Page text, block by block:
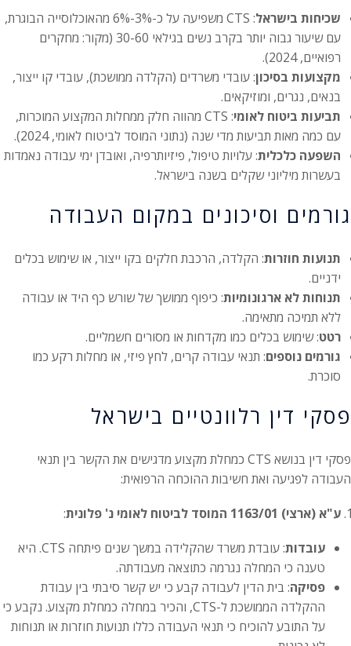
שכיחות בישראל
: CTS משפיעה על כ-3%-6% מהאוכלוסייה הבוגרת,
עם שיעור גבוה יותר בקרב נשים בגילאי 30-60 (מקור: מחקרים
רפואיים, 2024).
מקצועות בסיכון: עובדי משרדים (הקלדה ממושכת), עובדי קו ייצור,
בנאים, נגרים, ומוזיקאים.
תביעות ביטוח לאומי
: CTS מהווה חלק ממחלות המקצוע המוכרות,
עם כמה מאות תביעות מדי שנה (נתוני המוסד לביטוח לאומי, 2024).
השפעה כלכלית: עלויות טיפול, פיזיותרפיה, ואובדן ימי עבודה נאמדות
בעשרות מיליוני שקלים בשנה בישראל.
גורמים וסיכונים במקום העבודה
תנועות חוזרות: הקלדה, הרכבת חלקים בקו ייצור, או שימוש בכלים
ידניים.
תנוחות לא ארגונומיות: כיפוף ממושך של שורש כף היד או עבודה
ללא תמיכה מתאימה.
רטט: שימוש בכלים כמו מקדחות או מסורים חשמליים.
גורמים נוספים: תנאי עבודה קרים, לחץ פיזי, או מחלות רקע כמו
סוכרת.
פסקי דין רלוונטיים בישראל
פסקי דין בנושא CTS כמחלת מקצוע מדגישים את הקשר בין תנאי
העבודה לפגיעה ואת חשיבות ההוכחה הרפואית:
ע"א (ארצי) 1163/01 המוסד לביטוח לאומי נ' פלונית :
עובדות
: עובדת משרד שהקלידה במשך שנים פיתחה CTS. היא
טענה כי המחלה נגרמה כתוצאה מעבודתה.
פסיקה: בית הדין לעבודה קבע כי יש קשר סיבתי בין עבודת
ההקלדה הממושכת ל-CTS, והכיר במחלה כמחלת מקצוע. נקבע כי
על התובע להוכיח כי תנאי העבודה כללו תנועות חוזרות או תנוחות